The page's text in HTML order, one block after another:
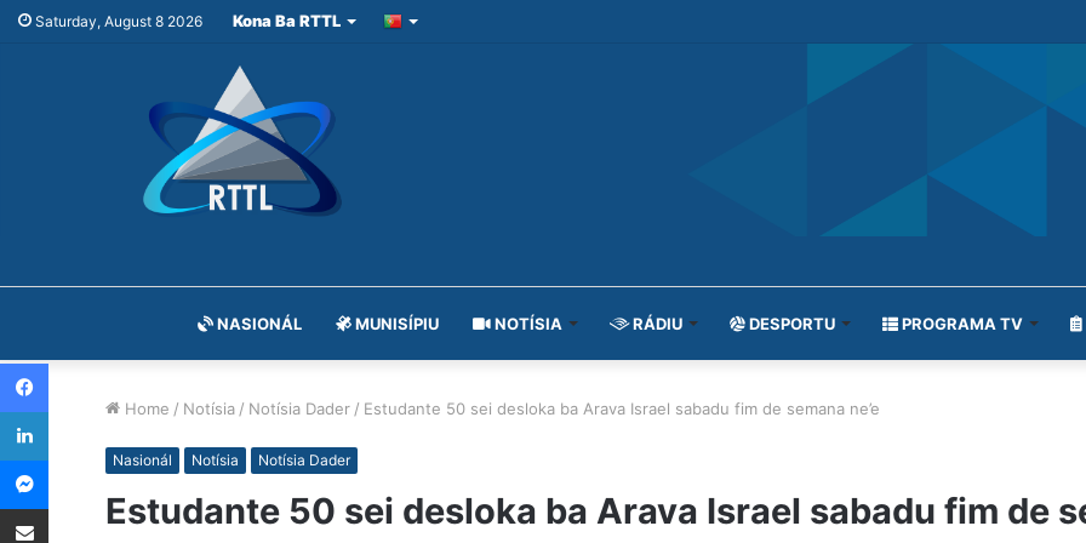
Saturday, August 8 2026 Kona Ba RTTL
NASIONÁL MUNISÍPIU NOTÍSIA RÁDIU DESPORTU PROGRAMA TV
Home / Notísia / Notísia Dader / Estudante 50 sei desloka ba Arava Israel sabadu fim de semana ne’e
Nasionál Notísia Notísia Dader
Estudante 50 sei desloka ba Arava Israel sabadu fim de
Facebook
LinkedIn
Messenger